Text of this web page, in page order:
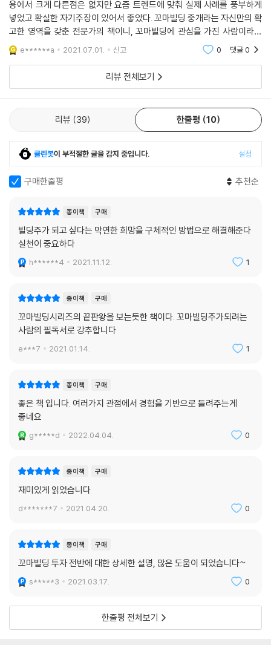
--- ‘리모델링 종류별 공사비와 공사기간’ 중에서
2018년 3월 필자의 사무실이 있는 영등포의 전철역세권에 상가주택 매물
이 나왔다. 1991년 준공된 지하 1층이 딸린 3층짜리 상가주택이다. 대지는
39평이고 층당 25평씩이다. 지층과 1층은 근생이고 2~3층은 주택이었
다. 매가 13억 7,000만 원이니 토지 평당 3,500만 원이다. 시세 수준으로
불과 125만 원이어서 임대수익률이 1.5%에 불과했다. 아무리 저금리 시대
라 하더라도 임대수익률이 2.5%도 안 되는 물건은 시장에서 투자자들의
관심을 끌기 어려운 것이 사실이다. 하지만 필자가 이 물건을 분석한 결과
리모델링 시 알토란 같은 물건으로 재탄생될 수 있는 숨은 보석이었다. 필
자는 즉시 리모델링 회사에 필자가 고안한 리모델링안을 기초로 견적을 의
뢰했고 투자자를 위한 컨설팅 보고서를 작성했다. 요약하면 이 물건을 13
가 보증금 1억 5,000만 원에 월세 600만 원이 예상되어 건물가치가 22억
정도 되는 것으로 추정할 수 있었다. 리모델링을 원하는 투자자에게 이 물
건을 소개했고 좋은 매물을 한눈에 알아본 투자자는 즉시 투자를 결정했
다.
2019년 초 서울대입구역세권 대로변에 3층 건물을 소유한 건물주가 필자
를 찾아왔다. 용도지역이 고효율토지인 준주거지역이었다. 더구나 대지면
적이 67평으로 지하에 기계식 주차시설을 넣을 공간을 확보할 수 있는 크
기라서 지상 8~10층의 고층건물을 올릴 수 있는 아주 좋은 땅이었다. 참
다. 즉, 토지면적이 대략 60평을 넘어야 한다는 것이다. 무슨 말인가 하면
지상으로 8층 이상을 올리려면 그만큼 법정주차대수가 많이 필요하다. 그
많은 주차대수를 충족할 공간을 확보하려면 1층의 여유 공지만으로는 턱
없이 부족하므로 지하로 1층이든 2층이든 또는 그 이상으로 파내려가 기계
위해서는 움직일 수 있는 일정 수준의 대지면적이 필요하다. 이를 만족시
도지역이 일반상업지역인 토지라 하더라도 토지면적이 30~50평 정도에
그친다면 물리적으로 지하에 기계식 주차시설 설치가 불가능하다. 이 경우
부지를 구입할 때는 대지 크기에 주의해야 한다.
--- ‘도전하면 대박인 건물신축 노하우’ 중에서
혀 들지 않는다. 오히려 첨단오피스빌딩이라 할 수 있을 정도다. 건물 상층
까지 트럭도 올릴 수 있고 층고도 높아 개방감이 좋고 복도며 화장실이며
사례를 통해 부자가 되는 꿈을 꾸고 부자가 되는 계획을 세우고 마침내 그
꿈을 이루도록 도와주는 데 목적이 있다. 더도 말고 덜도 말고 지금 당장 내
재테크에 적용할 수 있는 딱 필요한 정보만을 군더더기 없이 담고 있다. 빌
딩 재테크의 교과서라 할 수 있는 이 책의 내용을 따라가다 보면 멀게만 느
껴졌던 빌딩주가 더 이상 꿈이 아닌 현실이 되어 있을 것이다.
용에서 크게 다른점은 없지만 요즘 트렌드에 맞춰 실제 사례를 풍부하게
넣었고 확실한 자기주장이 있어서 좋았다. 꼬마빌딩 중개라는 자신만의 확
고한 영역을 갖춘 전문가의 책이니, 꼬마빌딩에 관심을 가진 사람이라면
꼭 한번은 읽어봐야하는 책이다. ...본업에서 번 돈은 본업과 연결시키되
미래가치가 있
e******a 2021.07.01. 신고 0 댓글0
리뷰 전체보기
리뷰 39 한줄평 10
클린봇이 부적절한 글을 감지 중입니다. 설정
구매한줄평 추천순
종이책 구매
빌딩주가 되고 싶다는 막연한 희망을 구체적인 방법으로 해결해준다
실천이 중요하다
h******4 2021.11.12. 1
종이책 구매
꼬마빌딩시리즈의 끝판왕을 보는듯한 책이다. 꼬마빌딩주가되려는
사람의 필독서로 강추합니다
e***7 2021.01.14. 1
종이책 구매
좋은 책 입니다. 여러가지 관점에서 경험을 기반으로 들려주는게
좋네요
g*****d 2022.04.04. 0
종이책 구매
재미있게 읽었습니다
d*******7 2021.04.20. 0
종이책 구매
꼬마빌딩 투자 전반에 대한 상세한 설명, 많은 도움이 되었습니다~
s*****3 2021.03.17. 0
한줄평 전체보기